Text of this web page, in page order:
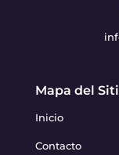
Mapa del
Inicio
Contacto